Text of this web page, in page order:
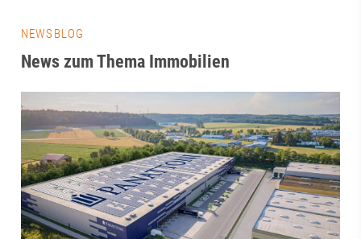
NEWSBLOG
News zum Thema Immobilien